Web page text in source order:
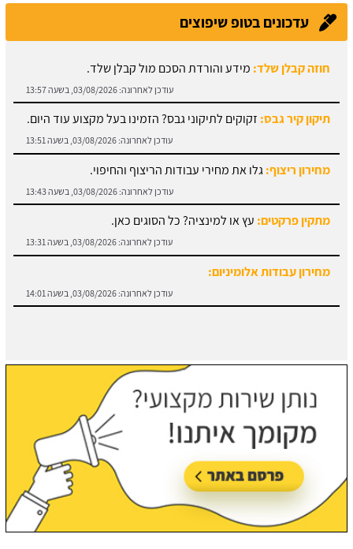
עדכונים בטופ שיפוצים
חוזה קבלן שלד:מידע והורדת הסכם מול קבלן שלד.
עודכן לאחרונה:03/08/2026, בשעה 13:57
זקוקים לתיקוני גבס? הזמינו בעל מקצוע עוד היום.
עודכן לאחרונה: 03/08/2026, בשעה 13:51
גלו את מחירי עבודות הריצוף והחיפוי.
עץ או למינציה? כל הסוגים כאן.
עודכן לאחרונה: